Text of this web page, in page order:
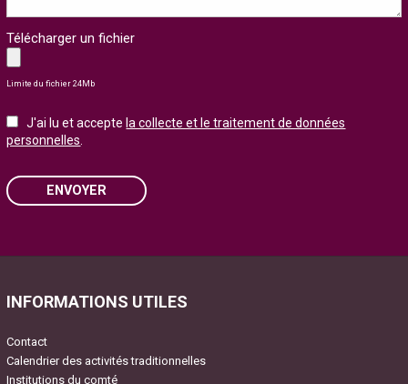
Télécharger un fichier
Limite du fichier 24Mb
J'ai lu et accepte la collecte et le traitement de données
personnelles
ENVOYER
INFORMATIONS UTILES
Contact
Calendrier des activités traditionnelles
Institutions du comté